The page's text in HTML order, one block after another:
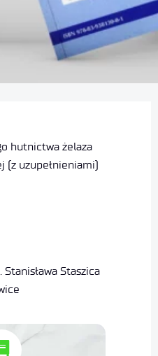
hutnictwa żelaza
(z uzupełnieniami)
Staszica